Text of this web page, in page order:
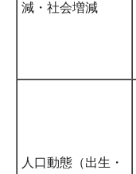
減・社会増減
人口動態（出生・